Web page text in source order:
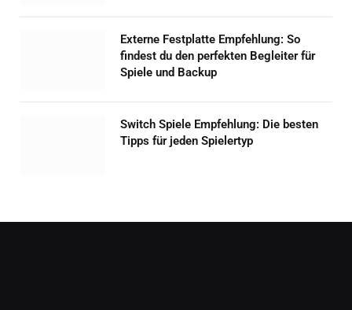
Externe Festplatte Empfehlung: So
findest du den perfekten Begleiter für
Spiele und Backup
Switch Spiele Empfehlung: Die besten
Tipps für jeden Spielertyp